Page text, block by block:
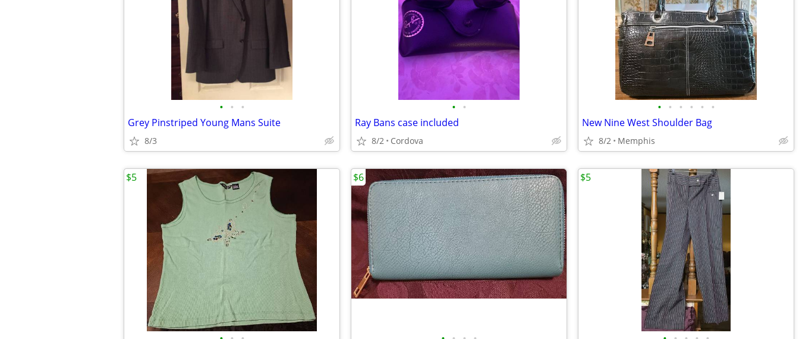
• • •
Grey Pinstriped Young Mans Suite
8/3
• •
Ray Bans case included
8/2 Cordova
• • • • • •
New Nine West Shoulder Bag
8/2 Memphis
$5 $6 $5